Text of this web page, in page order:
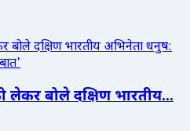
लेकर बोले दक्षिण भारतीय...